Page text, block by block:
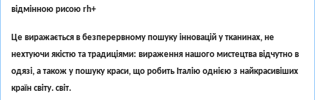
відмінною рисою rh+
Це виражається в безперервному пошуку інновацій у тканинах, не
нехтуючи якістю та традиціями: вираження нашого мистецтва відчутно в
одязі, а також у пошуку краси, що робить Італію однією з найкрасивіших
країн світу. світ.